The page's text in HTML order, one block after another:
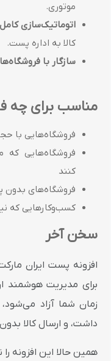
موتوری.
اتوماتیک‌سازی
کالا به اداره پست.
سازگار با
مناسب برای چه
فروشگاه‌هایی با
فروشگاه‌هایی که
کنند
فروشگاه‌های
کسب‌وکارهایی که
سخن آخر
افزونه پست ایران
برای مدیریت هوشمند
زمان شما آزاد
داشت، و ارسال کالا
همین حالا این افزونه